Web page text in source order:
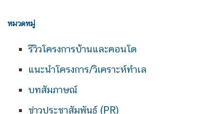
หมวดหมู่
รีวิวโครงการบ้านและคอนโด
แนะนำโครงการ/วิเคราะห์ทำเล
บทสัมภาษณ์
ข่าวประชาสัมพันธ์ (PR)